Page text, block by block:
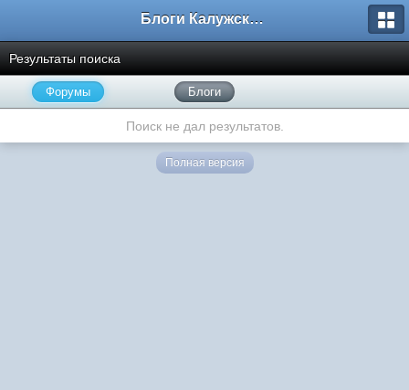
Блоги Калужского перекрестка
Результаты поиска
Форумы Блоги
Поиск не дал результатов.
Полная версия